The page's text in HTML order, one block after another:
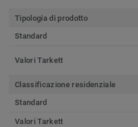
Tipologia di prodotto
Standard
Valori Tarkett
Classificazione residenziale
Standard
Valori Tarkett